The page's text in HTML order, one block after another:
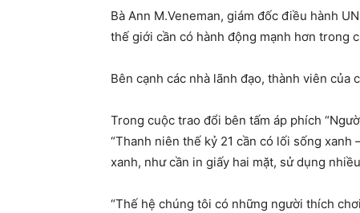
Bà Ann M.Veneman, giám đốc điều hành
thế giới cần có hành động mạnh hơn trong
Bên cạnh các nhà lãnh đạo, thành viên
Trong cuộc trao đổi bên tấm áp phích
“Thanh niên thế kỷ 21 cần có lối sống
xanh, như cần in giấy hai mặt, sử dụng
“Thế hệ chúng tôi có những người thích